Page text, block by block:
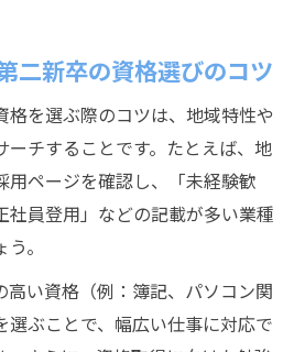
二新卒の資格選びのコツ
格を選ぶ際のコツは、地域特性や
ーチすることです。たとえば、地
用ページを確認し、「未経験歓
社員登用」などの記載が多い業種
。
高い資格（例：簿記、パソコン関
選ぶことで、幅広い仕事に対応で